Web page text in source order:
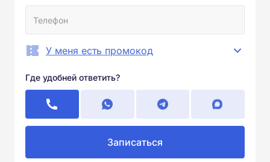
У меня есть промокод
Где удобней ответить?
Записаться